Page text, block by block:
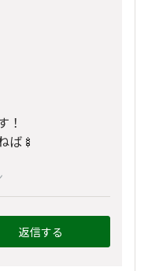
！
ば🍢
返信する